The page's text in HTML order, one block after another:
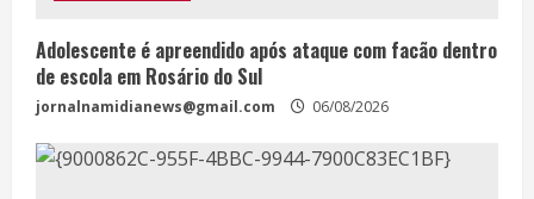
Adolescente é apreendido após ataque com facão dentro
de escola em Rosário do Sul
jornalnamidianews@gmail.com 06/08/2026